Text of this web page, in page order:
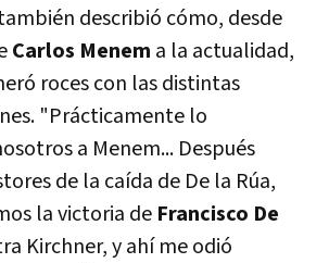
describió cómo, desde
Carlos Menem a la actualidad,
roces con las distintas
"Prácticamente lo
a Menem... Después
de la caí­da de De la Rúa,
la victoria de Francisco De
Kirchner, y ahí­ me odió